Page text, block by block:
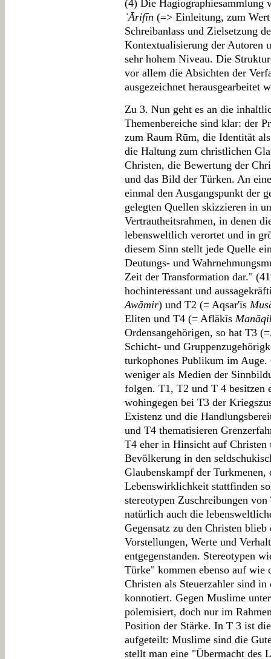
(4) Die
ʾĀrifīn (=> Einleitung, zum
Schreibanlass und Zielsetzung
Kontextualisierung der Autoren
sehr hohem Niveau. Die
vor allem die Absichten der
ausgezeichnet herausgearbeitet
Zu 3. Nun geht es an die
Themenbereiche sind klar: der
zum Raum Rūm, die Identität
die Haltung zum christlichen
Christen, die Bewertung der
und das Bild der Türken. An
einmal den Ausgangspunkt der
gelegten Quellen skizzieren in
Vertrautheitsrahmen, in denen
lebensweltlich verortet und in
diesem Sinn stellt jede Quelle
Deutungs- und
Zeit der Transformation dar."
hochinteressant und
Awāmir) und T2 (= Aqsar'īs
Eliten und T4 (= Aflākīs
Ordensangehörigen, so hat T3 (=
Schicht- und
turkophones Publikum im Auge.
weniger als Medien der
folgen. T1, T2 und T 4 besitzen
wohingegen bei T3 der
Existenz und die
und T4 thematisieren
T4 eher in Hinsicht auf Christen
Bevölkerung in den
Glaubenskampf der
Lebenswirklichkeit stattfinden
stereotypen Zuschreibungen
natürlich auch die
Gegensatz zu den Christen
Vorstellungen, Werte und
entgegenstanden. Stereotypen
Türke" kommen ebenso auf
Christen als Steuerzahler sind
konnotiert. Gegen Muslime
polemisiert, doch nur im
Position der Stärke. In T 3 ist
aufgeteilt: Muslime sind die
stellt man eine "Übermacht des